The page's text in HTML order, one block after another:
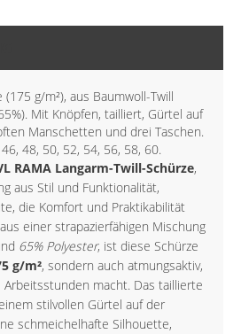
(175 g/m²), aus Baumwoll-Twill
Mit Knöpfen, tailliert, Gürtel auf
Manschetten und drei Taschen.
48, 50, 52, 54, 56, 58, 60.
RAMA Langarm-Twill-Schürze,
aus Stil und Funktionalität,
die Komfort und Praktikabilität
einer strapazierfähigen Mischung
65% Polyester, ist diese Schürze
g/m², sondern auch atmungsaktiv,
Arbeitsstunden macht. Das taillierte
stilvollen Gürtel auf der
schmeichelhafte Silhouette,